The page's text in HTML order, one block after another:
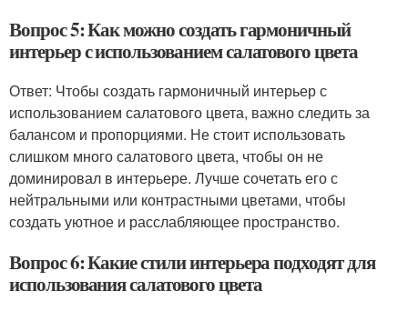
Вопрос 5: Как можно создать гармоничный
интерьер с использованием салатового цвета
Ответ: Чтобы создать гармоничный интерьер с
использованием салатового цвета, важно следить за
балансом и пропорциями. Не стоит использовать
слишком много салатового цвета, чтобы он не
доминировал в интерьере. Лучше сочетать его с
нейтральными или контрастными цветами, чтобы
создать уютное и расслабляющее пространство.
Вопрос 6: Какие стили интерьера подходят для
использования салатового цвета